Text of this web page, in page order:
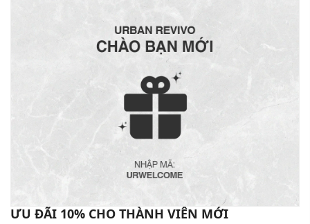
ƯU ĐÃI 10% CHO THÀNH VIÊN MỚI